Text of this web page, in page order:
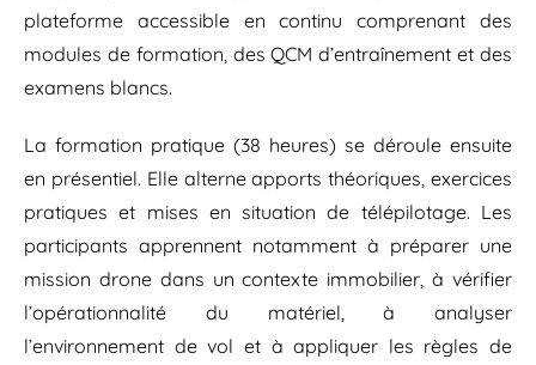
plateforme accessible en continu comprenant des
modules de formation, des QCM d’entraînement et des
examens blancs.
La formation pratique (38 heures) se déroule ensuite
en présentiel. Elle alterne apports théoriques, exercices
pratiques et mises en situation de télépilotage. Les
participants apprennent notamment à préparer une
mission drone dans un contexte immobilier, à vérifier
l’opérationnalité du matériel, à analyser
l’environnement de vol et à appliquer les règles de